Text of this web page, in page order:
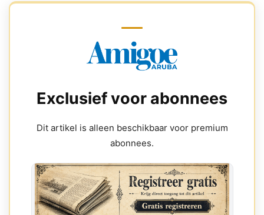
Exclusief voor abonnees
Dit artikel is alleen beschikbaar voor premium
abonnees.